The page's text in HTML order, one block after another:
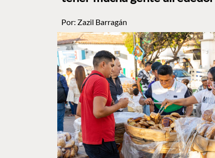
Por: Zazil Barragán